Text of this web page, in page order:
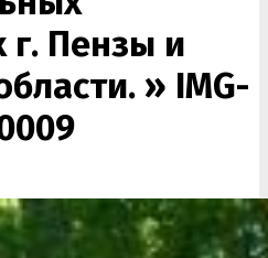
г. Пензы и
» IMG-